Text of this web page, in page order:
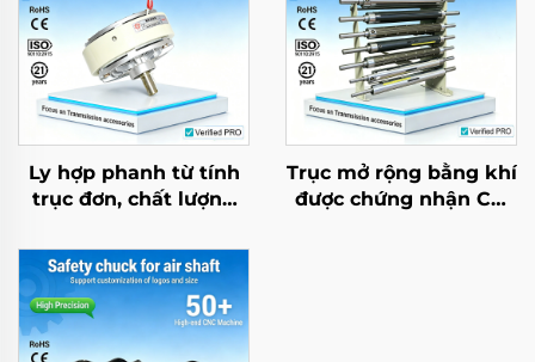
Ly hợp phanh từ tính
trục đơn, chất lượng
DIN, mới
Trục mở rộng bằng khí
được chứng nhận CE,